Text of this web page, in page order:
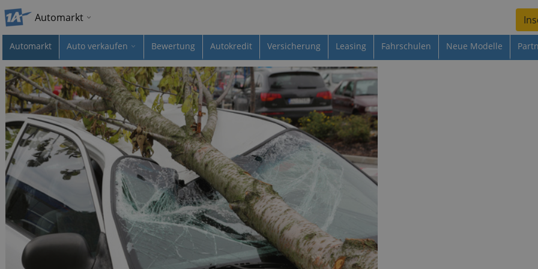
Automarkt
Automarkt Auto verkaufen Bewertung Autokredit Versicherung Leasing Fahrschulen Neue Modelle